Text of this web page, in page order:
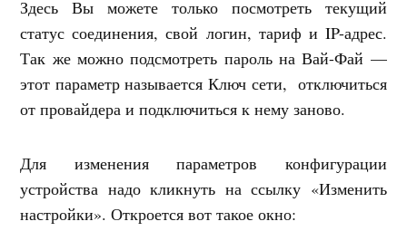
Здесь Вы можете только посмотреть текущий
статус соединения, свой логин, тариф и IP-адрес.
Так же можно подсмотреть пароль на Вай-Фай —
этот параметр называется Ключ сети, отключиться
от провайдера и подключиться к нему заново.
Для изменения параметров конфигурации
устройства надо кликнуть на ссылку «Изменить
настройки». Откроется вот такое окно: